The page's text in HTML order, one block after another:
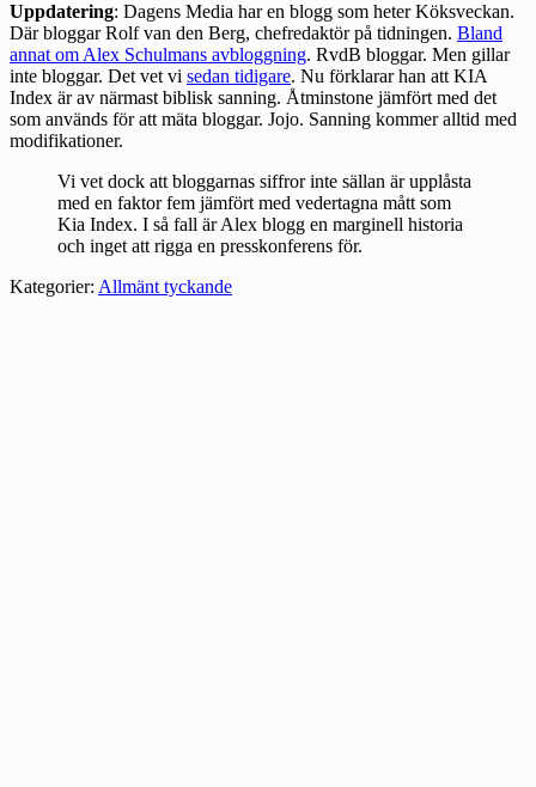
Uppdatering: Dagens Media har en blogg som heter Köksveckan.
Där bloggar Rolf van den Berg, chefredaktör på tidningen. Bland
annat om Alex Schulmans avbloggning. RvdB bloggar. Men gillar
inte bloggar. Det vet vi sedan tidigare. Nu förklarar han att KIA
Index är av närmast biblisk sanning. Åtminstone jämfört med det
som används för att mäta bloggar. Jojo. Sanning kommer alltid med
modifikationer.
Vi vet dock att bloggarnas siffror inte sällan är upplåsta
med en faktor fem jämfört med vedertagna mått som
Kia Index. I så fall är Alex blogg en marginell historia
och inget att rigga en presskonferens för.
Kategorier: Allmänt tyckande